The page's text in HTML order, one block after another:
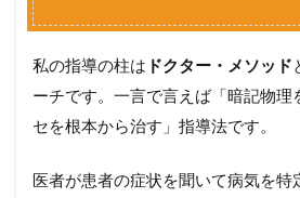
私の指導の柱は ドクター・メソッド
ーチです。一言で言えば「暗記物理
セを根本から治す」指導法です。
医者が患者の症状を聞いて病気を特